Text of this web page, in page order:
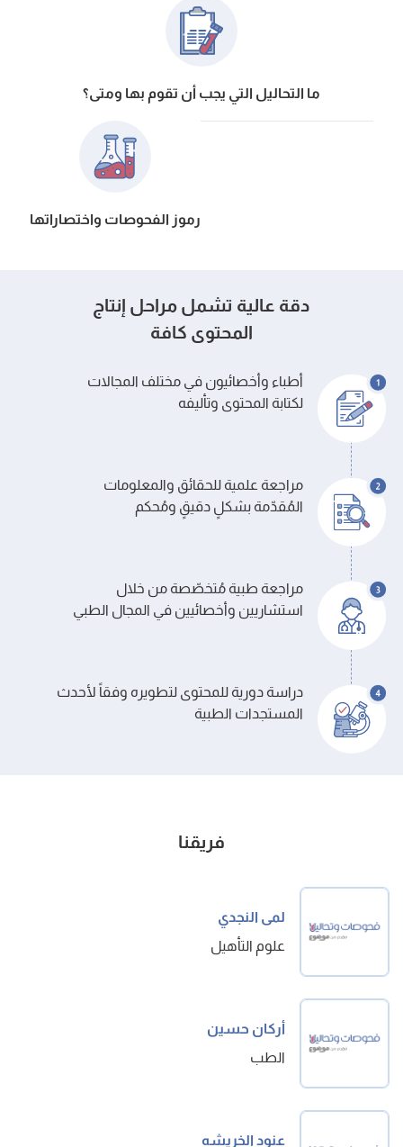
ما التحاليل التي يجب أن تقوم بها ومتى؟
رموز الفحوصات واختصاراتها
دقة عالية تشمل مراحل إنتاج
المحتوى كافة
أطباء وأخصائيون في مختلف المجالات
لكتابة المحتوى وتأليفه
مراجعة علمية للحقائق والمعلومات
المُقدّمة بشكلٍ دقيقٍ ومُحكم
مراجعة طبية مُتخصّصة من خلال
استشاريين وأخصائيين في المجال الطبي
دراسة دورية للمحتوى لتطويره وفقاً لأحدث
المستجدات الطبية
فريقنا
لمى النجدي
علوم التأهيل
أركان حسين
الطب
عنود الخريشه